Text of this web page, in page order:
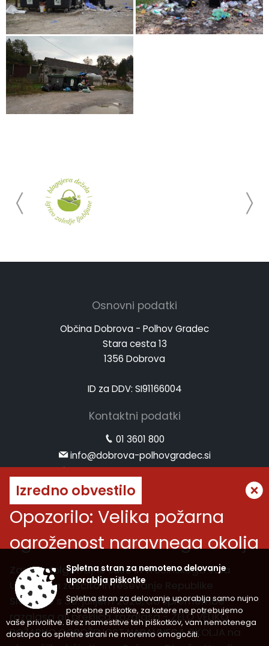
Izredno obvestilo
Opozorilo: Velika požarna
ogroženost naravnega okolja
Zaradi dolgotrajne suše in vročinskega vala
Uprava za zaščito in reševanje Republike
Slovenije s 30. julijem 2026, do spremembe
razglasa ali preklica, razglaša - ZELO VELIKO
POŽARNO OGROŽENOST NARAVNEGA OKOLJA na
Osnovni podatki
Občina Dobrova - Polhov Gradec
Stara cesta 13
1356 Dobrova
ID za DDV: SI91166004
Kontaktni podatki
01 3601 800
info@dobrova-polhovgradec.si
www.dobrova-polhovgradec.si
Uradne ure
ponedeljek: od 8.00 do 12.00
sreda:od 8.00 do 12.00 in od 14.00 do 16.00
petek:od 8.00 do 12.00
Vremenska napoved
Splošni pogoji spletne strani
|
Center za varstvo osebnih podatkov
Spletna stran za nemoteno delovanje
uporablja piškotke
Spletna stran za delovanje uporablja samo nujno
potrebne piškotke, za katere ne potrebujemo
vaše privolitve. Brez namestitve teh piškotkov, vam nemotenega
dostopa do spletne strani ne moremo omogočiti.